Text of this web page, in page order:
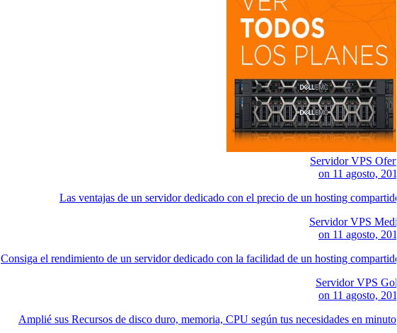
Servidor VPS
on 11 agosto,
Las ventajas de un servidor dedicado con el precio de un hosting
Servidor VPS
on 11 agosto,
Consiga el rendimiento de un servidor dedicado con la facilidad de un hosting
Servidor VPS
on 11 agosto,
Amplié sus Recursos de disco duro, memoria, CPU según tus necesidades en